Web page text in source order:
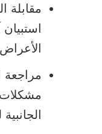
مقابلة
الأعراض
مراجعة
مشكلات